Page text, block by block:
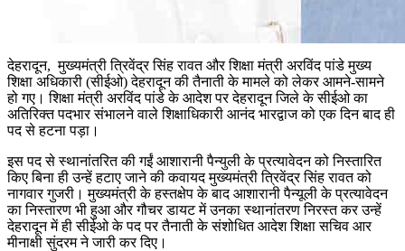
देहरादून, मुख्यमंत्री त्रिवेंद्र सिंह रावत और शिक्षा मंत्री अरविंद पांडे मुख्य
शिक्षा अधिकारी (सीईओ) देहरादून की तैनाती के मामले को लेकर आमने-सामने
हो गए। शिक्षा मंत्री अरविंद पांडे के आदेश पर देहरादून जिले के सीईओ का
अतिरिक्त पदभार संभालने वाले शिक्षाधिकारी आनंद भारद्वाज को एक दिन बाद ही
पद से हटना पड़ा।
इस पद से स्थानांतरित की गईं आशारानी पैन्युली के प्रत्यावेदन को निस्तारित
किए बिना ही उन्हें हटाए जाने की कवायद मुख्यमंत्री त्रिवेंद्र सिंह रावत को
नागवार गुजरी। मुख्यमंत्री के हस्तक्षेप के बाद आशारानी पैन्यूली के प्रत्यावेदन
का निस्तारण भी हुआ और गौचर डायट में उनका स्थानांतरण निरस्त कर उन्हें
देहरादून में ही सीईओ के पद पर तैनाती के संशोधित आदेश शिक्षा सचिव आर
मीनाक्षी सुंदरम ने जारी कर दिए।